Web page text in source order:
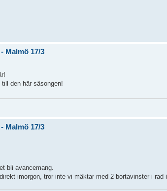
Malmö 17/3
den här säsongen!
Malmö 17/3
bli avancemang.
imorgon, tror inte vi mäktar med 2 bortavinster i rad